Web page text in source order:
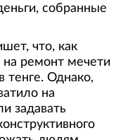
собранные
что, как
на ремонт мечети
тенге. Однако,
на
задавать